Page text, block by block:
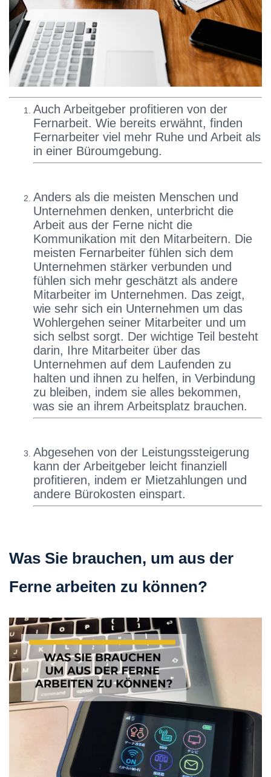
Auch Arbeitgeber profitieren von der
Fernarbeit. Wie bereits erwähnt, finden
Fernarbeiter viel mehr Ruhe und Arbeit als
in einer Büroumgebung.
Anders als die meisten Menschen und
Unternehmen denken, unterbricht die
Arbeit aus der Ferne nicht die
Kommunikation mit den Mitarbeitern. Die
meisten Fernarbeiter fühlen sich dem
Unternehmen stärker verbunden und
fühlen sich mehr geschätzt als andere
Mitarbeiter im Unternehmen. Das zeigt,
wie sehr sich ein Unternehmen um das
Wohlergehen seiner Mitarbeiter und um
sich selbst sorgt. Der wichtige Teil besteht
darin, Ihre Mitarbeiter über das
Unternehmen auf dem Laufenden zu
halten und ihnen zu helfen, in Verbindung
zu bleiben, indem sie alles bekommen,
was sie an ihrem Arbeitsplatz brauchen.
Abgesehen von der Leistungssteigerung
kann der Arbeitgeber leicht finanziell
profitieren, indem er Mietzahlungen und
andere Bürokosten einspart.
Was Sie brauchen, um aus der
Ferne arbeiten zu können?